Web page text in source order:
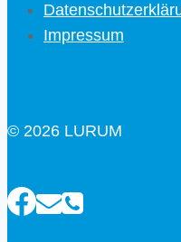
Impressum
© 2026 LURUM